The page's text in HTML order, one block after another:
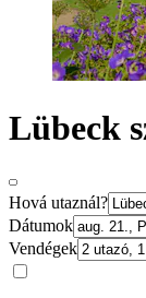
Lübeck
Hová utaznál?
Dátumok
Vendégek